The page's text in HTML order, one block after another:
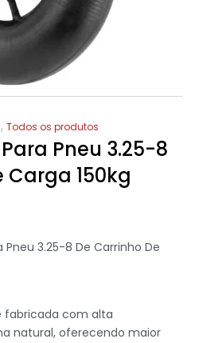
, Todos os produtos
Pneu 3.25-8
Carga 150kg
3.25-8 De Carrinho De
fabricada com alta
natural, oferecendo maior